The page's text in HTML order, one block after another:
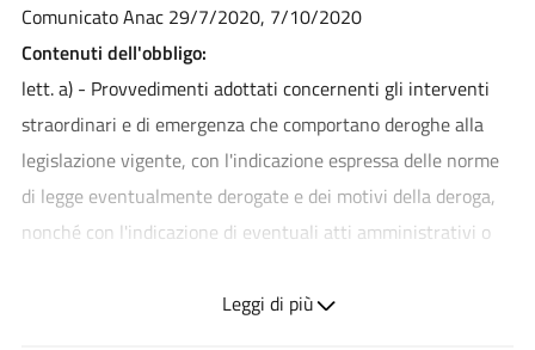
Comunicato Anac 29/7/2020, 7/10/2020
Contenuti dell'obbligo:
lett. a) - Provvedimenti adottati concernenti gli interventi
straordinari e di emergenza che comportano deroghe alla
legislazione vigente, con l'indicazione espressa delle norme
di legge eventualmente derogate e dei motivi della deroga,
nonché con l'indicazione di eventuali atti amministrativi o
lett. b) - Termini temporali eventualmente fissati per
Leggi di più